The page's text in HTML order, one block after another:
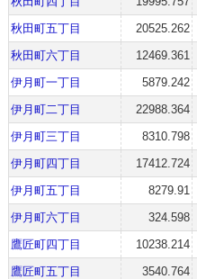
秋田町五丁目
20525.262
秋田町六丁目
12469.361
伊月町一丁目
5879.242
伊月町二丁目
22988.364
伊月町三丁目
8310.798
伊月町四丁目
17412.724
伊月町五丁目
8279.91
伊月町六丁目
324.598
鷹匠町四丁目
10238.214
鷹匠町五丁目
3540.764